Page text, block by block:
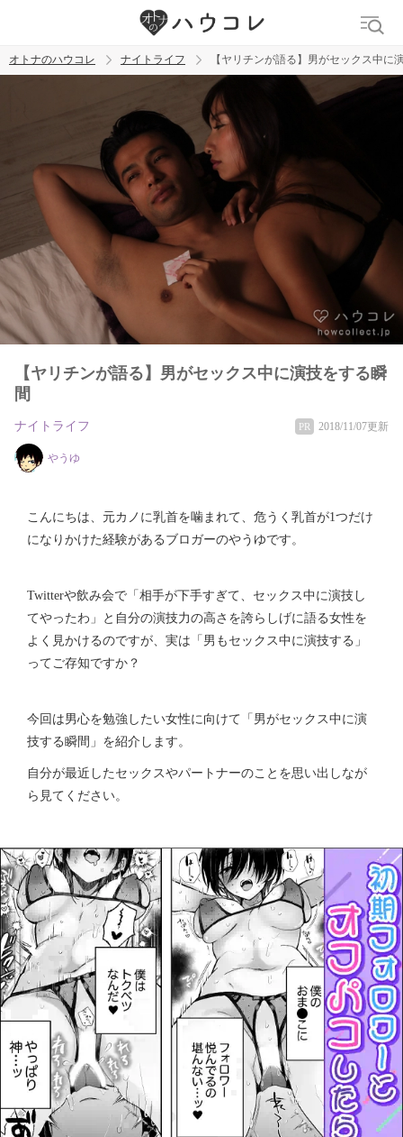
トレンド ワード
ラブグッズ 乳首 吸うやつ
オトナのハウコレ ナイトライフ 【ヤリチンが語る】男がセックス中に
【ヤリチンが語る】男がセックス中に演技をする瞬
間
ナイトライフ PR 2018/11/07更新
やうゆ
こんにちは、元カノに乳首を噛まれて、危うく乳首が1つだけ
になりかけた経験があるブロガーのやうゆです。
Twitterや飲み会で「相手が下手すぎて、セックス中に演技し
てやったわ」と自分の演技力の高さを誇らしげに語る女性を
よく見かけるのですが、実は「男もセックス中に演技する」
ってご存知ですか？
今回は男心を勉強したい女性に向けて「男がセックス中に演
技する瞬間」を紹介します。
自分が最近したセックスやパートナーのことを思い出しなが
ら見てください。